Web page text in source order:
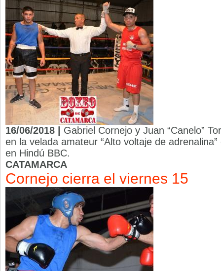
16/06/2018 | Gabriel Cornejo y Juan “Canelo”
en la velada amateur “Alto voltaje de
en Hindú BBC.
CATAMARCA
Cornejo cierra el viernes 15